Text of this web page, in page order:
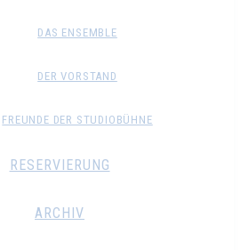
DAS ENSEMBLE
DER VORSTAND
FREUNDE DER STUDIOBÜHNE
RESERVIERUNG
ARCHIV